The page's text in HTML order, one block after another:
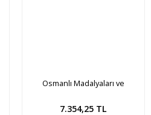
Osmanlı Madalyaları ve
7.354,25 TL
Sepete Ekle